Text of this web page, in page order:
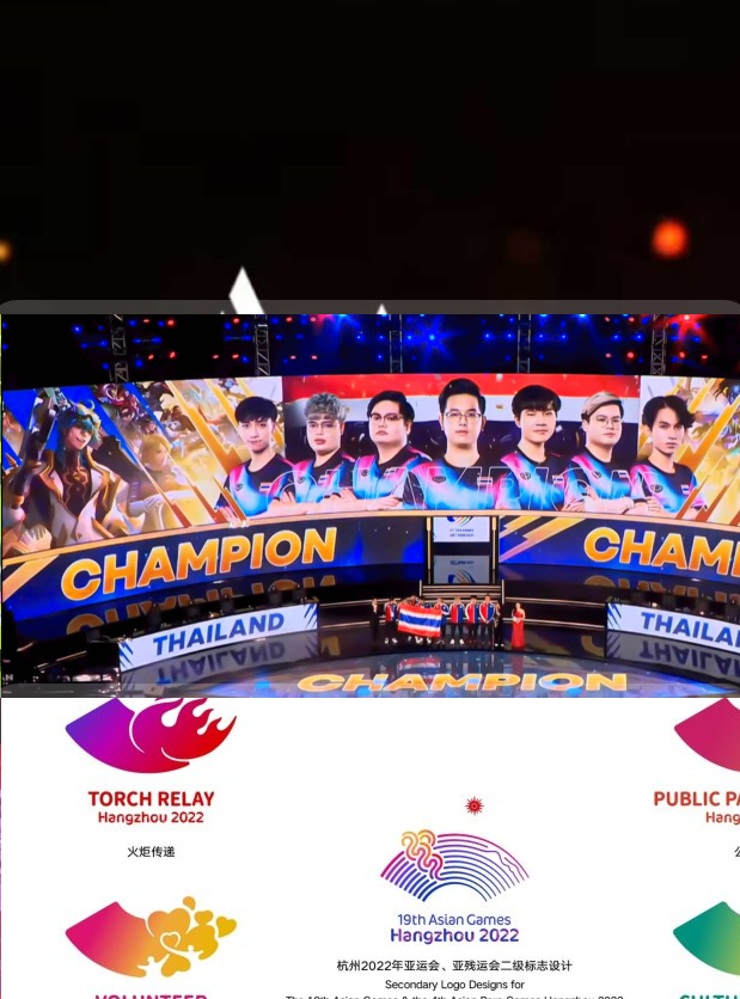
22/05/2022
ทีมชาติไทยคว้าเหรียญทองจากการแข่งขัน RoV ในงาน SEA Games ครั้งที่ 31
เมื่อไม่นานมานี้ จากไลฟ์สตรีมงานแข่งเกม RoV (Arena of Valor) ของงาน 'SEA Games eSports ครั้งที่
31' ทีมชาติไทยสามารถคว้าเหรียญทองอันดับ 1 หลังจากชนะรอบชิงแชมป์ระหว่างประเทศไทยกับเวียดนาม
ด้วยคะแนน 4 ต่อ 1 ได้เป็นที่เรียบร้อย โดยในรอบแรกทางเวียดนามได้ทำแต้มนำไป 1 คะแนน ตามมาด้วย
ประเทศไทยที่สามารถแซงเวียดนามด้วยชัยชนะ 4 รอบติดต่อกันและคว้าชัยชนะได้เป็นที่เรียบร้อย
กรณ์รัฐภาส ธนวัตไชยศรี